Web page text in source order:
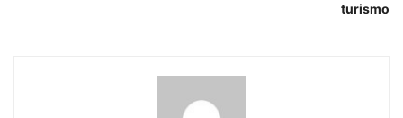
turismo